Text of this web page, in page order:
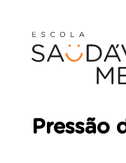
Pressão